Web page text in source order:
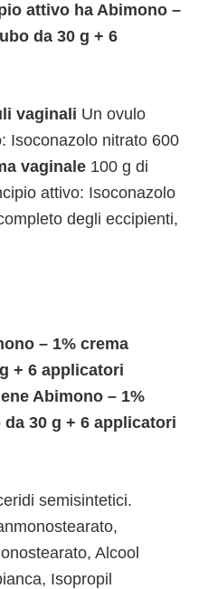
attivo ha Abimono –
da 30 g + 6
vaginali Un ovulo
Isoconazolo nitrato 600
vaginale 100 g di
attivo: Isoconazolo
degli eccipienti,
– 1% crema
+ 6 applicatori
Abimono – 1%
30 g + 6 applicatori
semisintetici.
Alcool
Isopropil